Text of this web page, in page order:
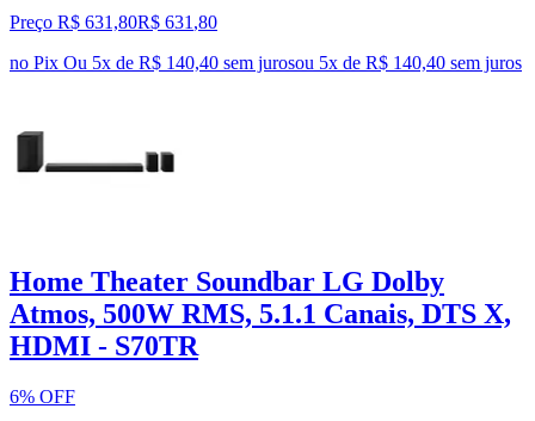
Preço R$ 631,80R$ 631 ,80
no Pix Ou 5x de R$ 140,40 sem jurosou 5x de R$ 140,40 sem juros
Home Theater Soundbar LG Dolby
Atmos, 500W RMS, 5.1.1 Canais, DTS X,
HDMI - S70TR
6% OFF